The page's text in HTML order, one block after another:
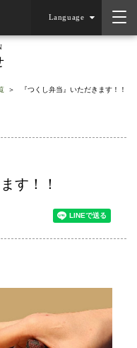
Language
『つくし弁当』いただきます！！
す！！